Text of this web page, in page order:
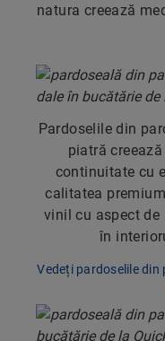
natura creează
Pardoselile din
piatră
continuitate cu
calitatea
vinil cu aspect
în
Vedeți pardoselile din